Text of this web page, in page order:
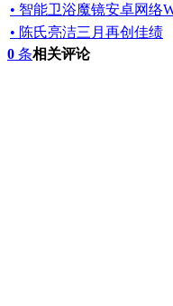
• 智能卫浴魔镜安卓网络
• 陈氏亮洁三月再创佳绩
0 条相关评论